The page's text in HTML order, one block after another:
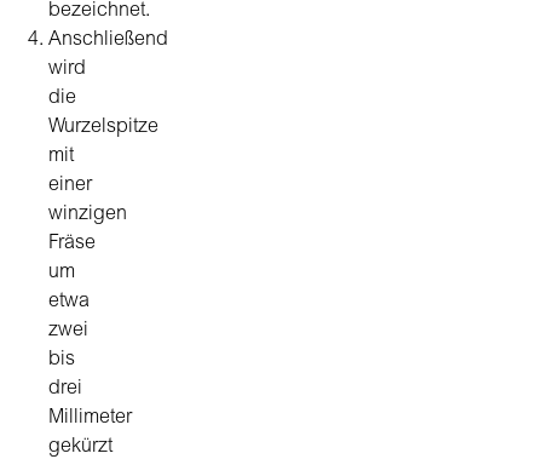
bezeichnet.
Anschließend
wird
die
Wurzelspitze
mit
einer
winzigen
Fräse
um
etwa
zwei
bis
drei
Millimeter
gekürzt